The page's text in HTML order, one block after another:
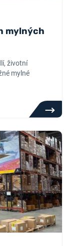
mylných
životní
mylné